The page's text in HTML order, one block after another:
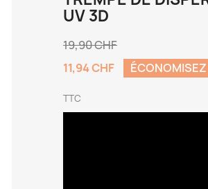
UV 3D
19,90 CHF
11,94 CHF
TTC